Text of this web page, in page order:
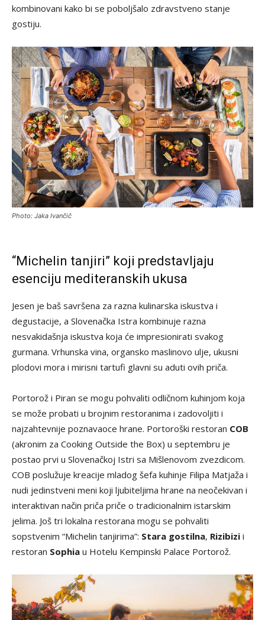
kombinovani kako bi se poboljšalo zdravstveno stanje
gostiju.
Photo: Jaka Ivančič
“Michelin tanjiri” koji predstavljaju
esenciju mediteranskih ukusa
Jesen je baš savršena za razna kulinarska iskustva i
degustacije, a Slovenačka Istra kombinuje razna
nesvakidašnja iskustva koja će impresionirati svakog
gurmana. Vrhunska vina, organsko maslinovo ulje, ukusni
plodovi mora i mirisni tartufi glavni su aduti ovih priča.
Portorož i Piran se mogu pohvaliti odličnom kuhinjom koja
se može probati u brojnim restoranima i zadovoljiti i
najzahtevnije poznavaoce hrane. Portoroški restoran COB
(akronim za Cooking Outside the Box) u septembru je
postao prvi u Slovenačkoj Istri sa Mišlenovom zvezdicom.
COB poslužuje kreacije mladog šefa kuhinje Filipa Matjaža i
nudi jedinstveni meni koji ljubiteljima hrane na neočekivan i
interaktivan način priča priče o tradicionalnim istarskim
jelima. Još tri lokalna restorana mogu se pohvaliti
sopstvenim “Michelin tanjirima”: Stara gostilna, Rizibizi i
restoran Sophia u Hotelu Kempinski Palace Portorož.